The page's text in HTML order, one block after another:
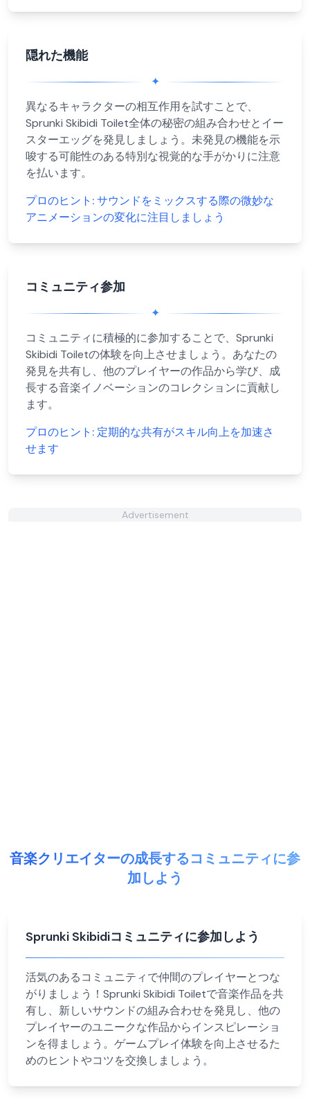
隠れた機能
✦
異なるキャラクターの相互作用を試すことで、
Sprunki Skibidi Toilet全体の秘密の組み合わせとイー
スターエッグを発見しましょう。未発見の機能を示
唆する可能性のある特別な視覚的な手がかりに注意
を払います。
プロのヒント:サウンドをミックスする際の微妙な
アニメーションの変化に注目しましょう
コミュニティ参加
✦
コミュニティに積極的に参加することで、Sprunki
Skibidi Toiletの体験を向上させましょう。あなたの
発見を共有し、他のプレイヤーの作品から学び、成
長する音楽イノベーションのコレクションに貢献し
ます。
プロのヒント: 定期的な共有がスキル向上を加速さ
せます
Advertisement
音楽クリエイターの成長するコミュニティに参
加しよう
Sprunki Skibidiコミュニティに参加しよう
活気のあるコミュニティで仲間のプレイヤーとつな
がりましょう！Sprunki Skibidi Toiletで音楽作品を共
有し、新しいサウンドの組み合わせを発見し、他の
プレイヤーのユニークな作品からインスピレーショ
ンを得ましょう。ゲームプレイ体験を向上させるた
めのヒントやコツを交換しましょう。